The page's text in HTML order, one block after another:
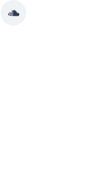
Soundcloud